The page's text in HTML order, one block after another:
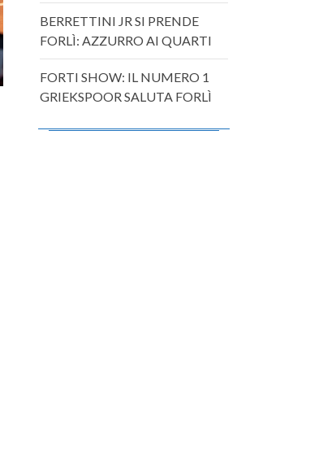
BERRETTINI JR SI PRENDE
FORLÌ: AZZURRO AI QUARTI
FORTI SHOW: IL NUMERO 1
GRIEKSPOOR SALUTA FORLÌ